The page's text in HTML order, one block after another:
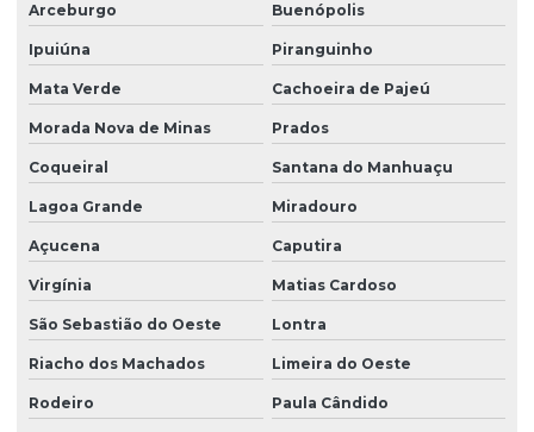
Arceburgo Buenópolis
Ipuiúna Piranguinho
Mata Verde Cachoeira de Pajeú
Morada Nova de Minas Prados
Coqueiral Santana do Manhuaçu
Lagoa Grande Miradouro
Açucena Caputira
Virgínia Matias Cardoso
São Sebastião do Oeste Lontra
Riacho dos Machados Limeira do Oeste
Rodeiro Paula Cândido